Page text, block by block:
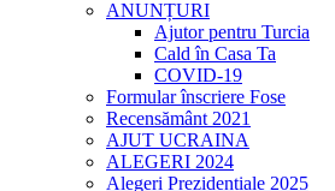
ANUNȚURI
Ajutor pentru Turcia
Cald în Casa Ta
COVID-19
Formular înscriere Fose
Recensământ 2021
AJUT UCRAINA
ALEGERI 2024
Alegeri Prezidențiale 2025